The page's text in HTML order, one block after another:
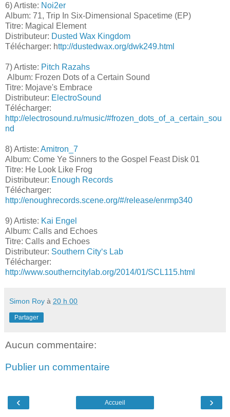
6) Artiste: Noi2er
Album: 71, Trip In Six-Dimensional Spacetime (EP)
Titre: Magical Element
Distributeur: Dusted Wax Kingdom
Télécharger: http://dustedwax.org/dwk249.html
7) Artiste: Pitch Razahs
Album: Frozen Dots of a Certain Sound
Titre: Mojave's Embrace
Distributeur: ElectroSound
Télécharger:
http://electrosound.ru/music/#frozen_dots_of_a_certain_sou
nd
8) Artiste: Amitron_7
Album: Come Ye Sinners to the Gospel Feast Disk 01
Titre: He Look Like Frog
Distributeur: Enough Records
Télécharger:
http://enoughrecords.scene.org/#/release/enrmp340
9) Artiste: Kai Engel
Album: Calls and Echoes
Titre: Calls and Echoes
Distributeur: Southern City‘s Lab
Télécharger:
http://www.southerncitylab.org/2014/01/SCL115.html
Simon Roy à 20 h 00
Partager
Aucun commentaire:
Publier un commentaire
‹ ›
Accueil